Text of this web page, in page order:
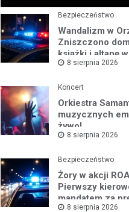
Bezpieczeństwo
Wandalizm w
Zniszczono
książki i altanę
8 sierpnia 2026
Koncert
Orkiestra
muzycznych
żywo!
8 sierpnia 2026
Bezpieczeństwo
Żory w akcji
Pierwszy
mandatem za
8 sierpnia 2026